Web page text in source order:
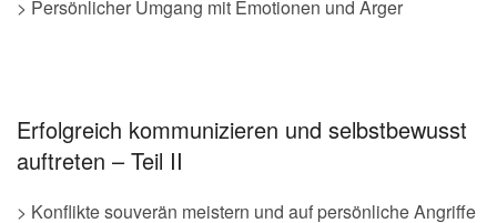
> Persönlicher Umgang mit Emotionen und Ärger
Erfolgreich kommunizieren und selbstbewusst
auftreten – Teil II
> Konflikte souverän meistern und auf persönliche Angriffe